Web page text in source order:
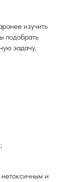
изучить
подобрать
задачу.
и